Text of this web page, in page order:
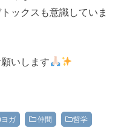
ックスも意識していま
いします
ヨガ 仲間 哲学